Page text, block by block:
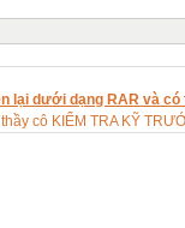
lại dưới dạng RAR và có
cô KIỂM TRA KỸ